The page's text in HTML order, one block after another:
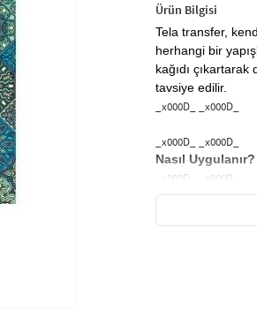
Ürün Bilgisi
Tela transfer,
herhangi bir
kağıdı
tavsiye edilir.
_x000D_ _x000D_
_x000D_ _x000D_
Nasıl Uygulanır?
_x000D_ _x000D_
Tela Transfer